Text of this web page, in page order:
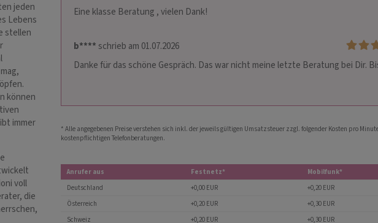
jeden
Lebens
stellen
können
immer
voll
die
Eine klasse Beratung , vielen Dank!
b****schrieb am 01.07.2026
Danke für das schöne Gespräch. Das war nicht meine letzte Beratung bei Dir.
* Alle angegebenen Preise verstehen sich inkl. der jeweils gültigen Umsatzsteuer zzgl. folgender Kosten pro
kostenpflichtigen Telefonberatungen.
Anrufer aus Festnetz*
Mobilfunk*
Deutschland
+0,00 EUR
+0,20 EUR
Österreich
+0,20 EUR
+0,30 EUR
Schweiz
+0,20 EUR +0,30 EUR